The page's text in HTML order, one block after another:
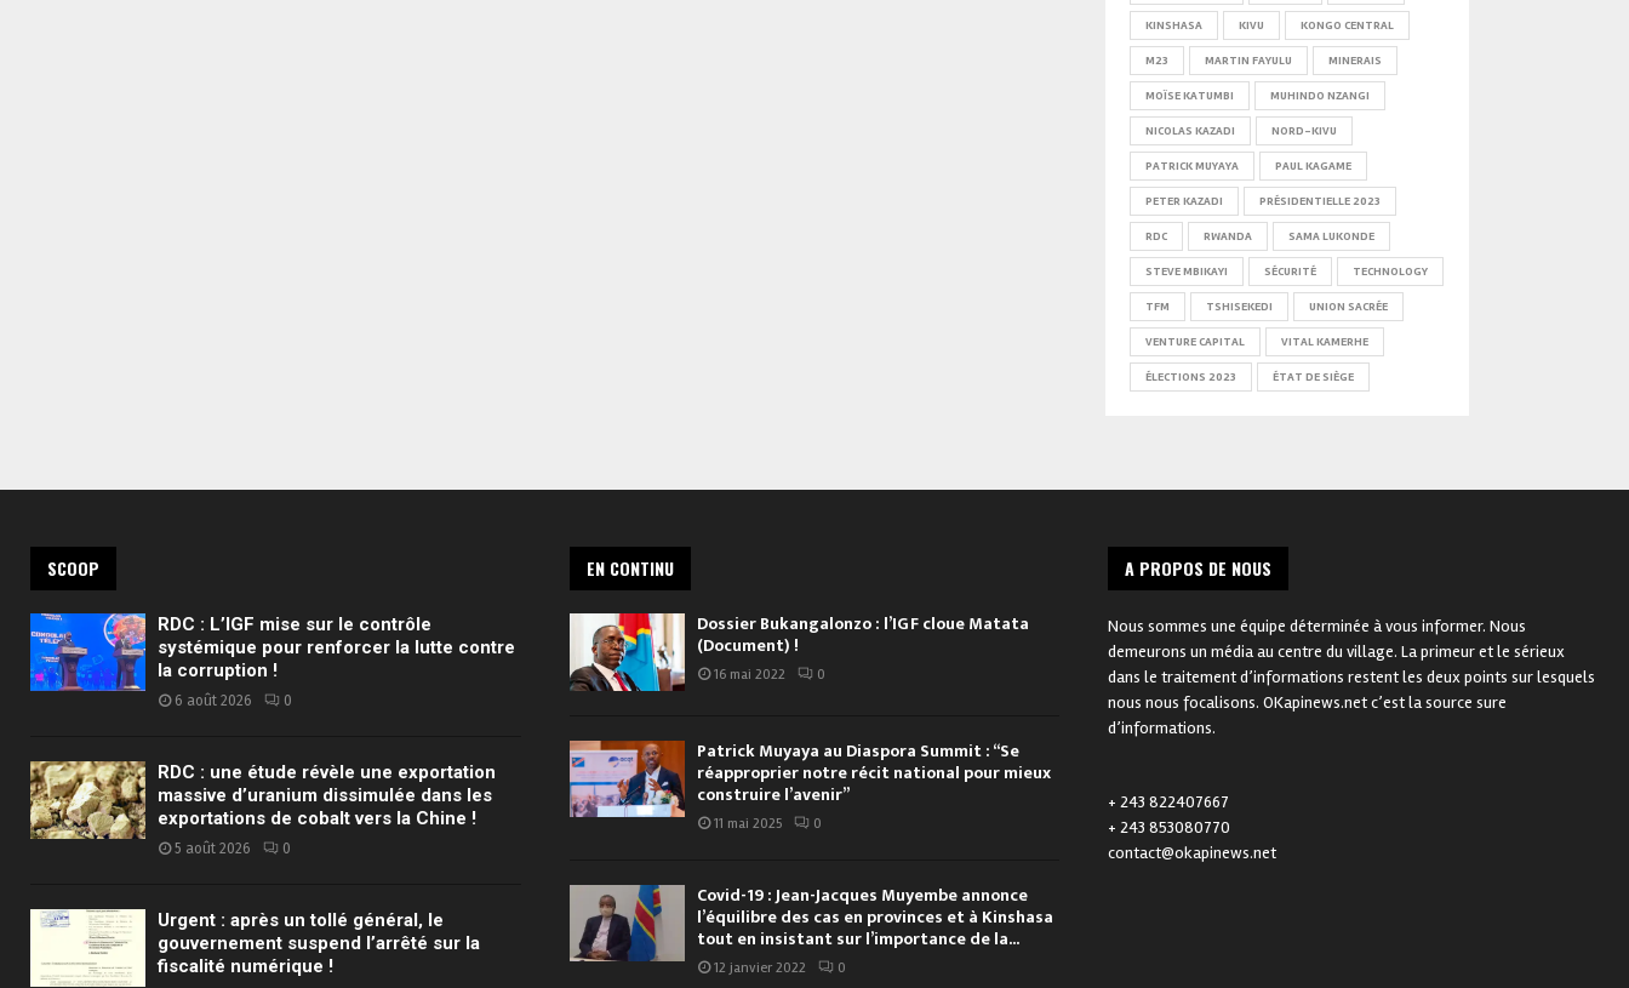
KINSHASA KIVU KONGO CENTRAL
M23 MARTIN FAYULU MINERAIS
MOÏSE KATUMBI MUHINDO NZANGI
NICOLAS KAZADI NORD-KIVU
PATRICK MUYAYA PAUL KAGAME
PETER KAZADI PRÉSIDENTIELLE 2023
RDC RWANDA SAMA LUKONDE
STEVE MBIKAYI SÉCURITÉ TECHNOLOGY
TFM TSHISEKEDI UNION SACRÉE
VENTURE CAPITAL VITAL KAMERHE
ÉLECTIONS 2023 ÉTAT DE SIÈGE
SCOOP
RDC : L’IGF mise sur le contrôle
systémique pour renforcer la lutte contre
la corruption !
6 août 2026 0
RDC : une étude révèle une exportation
massive d’uranium dissimulée dans les
exportations de cobalt vers la Chine !
5 août 2026 0
Urgent : après un tollé général, le
gouvernement suspend l’arrêté sur la
fiscalité numérique !
EN CONTINU
Dossier Bukangalonzo : l’IGF cloue Matata
(Document) !
16 mai 2022 0
Patrick Muyaya au Diaspora Summit : “Se
réapproprier notre récit national pour mieux
construire l’avenir”
11 mai 2025 0
Covid-19 : Jean-Jacques Muyembe annonce
l’équilibre des cas en provinces et à Kinshasa
tout en insistant sur l’importance de la...
12 janvier 2022 0
A PROPOS DE NOUS
Nous sommes une équipe déterminée à vous informer. Nous
demeurons un média au centre du village. La primeur et le sérieux
dans le traitement d’informations restent les deux points sur lesquels
nous nous focalisons. OKapinews.net c’est la source sure
d’informations.
+ 243 822407667
+ 243 853080770
contact@okapinews.net